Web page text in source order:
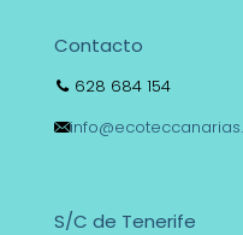
Contacto
628 684 154
S/C de Tenerife